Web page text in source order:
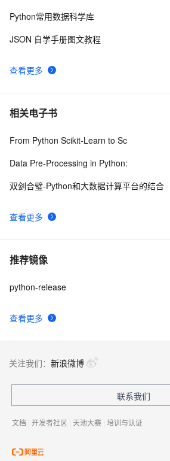
查看更多
Python常用数据科学库
JSON 自学手册图文教程
相关电子书
查看更多
From Python Scikit-Learn to Sc
Data Pre-Processing in Python:
双剑合璧-Python和大数据计算平台的结合
推荐镜像
查看更多
python-release
关注我们： 新浪微博
联系我们
文档 | 开发者社区 | 天池大赛 | 培训与认证